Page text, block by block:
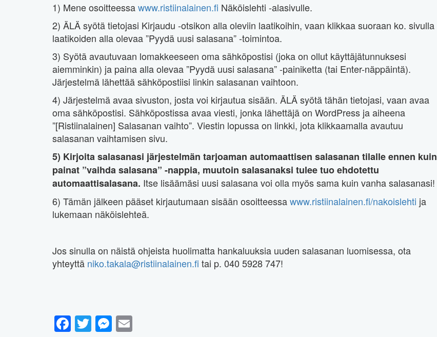
1) Mene osoitteessawww.ristiinalainen.fi Näköislehti -alasivulle.
2) ÄLÄ syötä tietojasi Kirjaudu -otsikon alla oleviin laatikoihin, vaan klikkaa suoraan ko. sivulla
laatikoiden alla olevaa ”Pyydä uusi salasana” -toimintoa.
3) Syötä avautuvaan lomakkeeseen oma sähköpostisi (joka on ollut käyttäjätunnuksesi
aiemminkin) ja paina alla olevaa ”Pyydä uusi salasana” -painiketta (tai Enter-näppäintä).
Järjestelmä lähettää sähköpostiisi linkin salasanan vaihtoon.
4) Järjestelmä avaa sivuston, josta voi kirjautua sisään. ÄLÄ syötä tähän tietojasi, vaan avaa
oma sähköpostisi. Sähköpostissa avaa viesti, jonka lähettäjä on WordPress ja aiheena
”[Ristiinalainen] Salasanan vaihto”. Viestin lopussa on linkki, jota klikkaamalla avautuu
salasanan vaihtamisen sivu.
5) Kirjoita salasanasi järjestelmän tarjoaman automaattisen salasanan tilalleennen kuin
painat ”vaihda salasana” -nappia, muutoin salasanaksi tulee tuo ehdotettu
automaattisalasana. Itse lisäämäsi uusi salasana voi olla myös sama kuin vanha salasanasi!
6) Tämän jälkeen pääset kirjautumaan sisään osoitteessawww.ristiinalainen.fi/nakoislehti ja
lukemaan näköislehteä.
Jos sinulla on näistä ohjeista huolimatta hankaluuksia uuden salasanan luomisessa, ota
yhteyttä niko.takala@ristiinalainen.fi tai p. 040 5928 747!
Facebook
TwitterMessenger